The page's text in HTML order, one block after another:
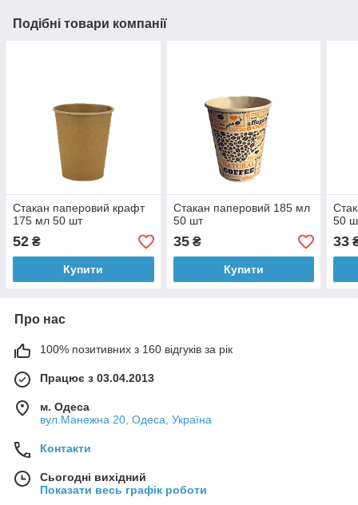
Подібні товари компанії
Стакан паперовий крафт
175 мл 50 шт
52 ₴
Купити
Стакан паперовий 185 мл
50 шт
35₴
Купити
50
33
Про нас
100% позитивних з 160 відгуків за рік
Працює з 03.04.2013
м. Одеса
вул.Манежна 20, Одеса, Україна
Контакти
Сьогодні вихідний
Показати весь графік роботи